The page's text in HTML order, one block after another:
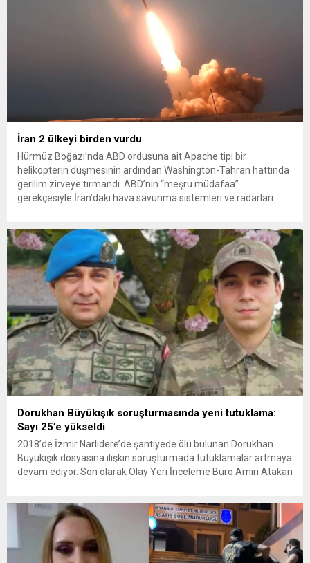
İran 2 ülkeyi birden vurdu
Hürmüz Boğazı’nda ABD ordusuna ait Apache tipi bir
helikopterin düşmesinin ardından Washington-Tahran hattında
gerilim zirveye tırmandı. ABD’nin “meşru müdafaa”
gerekçesiyle İran’daki hava savunma sistemleri ve radarları
yeni bir ABD saldırısına anında yanıt verileceğini duyurdu....
Dorukhan Büyükışık soruşturmasında yeni tutuklama:
Sayı 25’e yükseldi
2018’de İzmir Narlıdere’de şantiyede ölü bulunan Dorukhan
Büyükışık dosyasına ilişkin soruşturmada tutuklamalar artmaya
devam ediyor. Son olarak Olay Yeri İnceleme Büro Amiri Atakan
bulunan Dorukhan Büyükışık’a ilişkin yeniden açılan
soruşturmada tutuklamalar genişliyor. Son olarak dönemin...